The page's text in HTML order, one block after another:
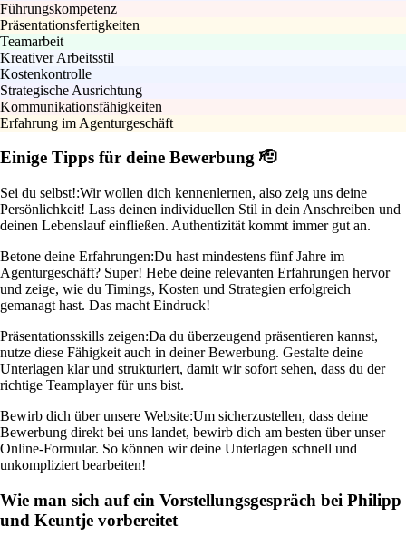
Führungskompetenz
Präsentationsfertigkeiten
Teamarbeit
Kreativer Arbeitsstil
Kostenkontrolle
Strategische Ausrichtung
Kommunikationsfähigkeiten
Erfahrung im Agenturgeschäft
Einige Tipps für deine Bewerbung 🫡
Sei du selbst!:Wir wollen dich kennenlernen, also zeig uns deine
Persönlichkeit! Lass deinen individuellen Stil in dein Anschreiben und
deinen Lebenslauf einfließen. Authentizität kommt immer gut an.
Betone deine Erfahrungen:Du hast mindestens fünf Jahre im
Agenturgeschäft? Super! Hebe deine relevanten Erfahrungen hervor
und zeige, wie du Timings, Kosten und Strategien erfolgreich
gemanagt hast. Das macht Eindruck!
Präsentationsskills zeigen:Da du überzeugend präsentieren kannst,
nutze diese Fähigkeit auch in deiner Bewerbung. Gestalte deine
Unterlagen klar und strukturiert, damit wir sofort sehen, dass du der
richtige Teamplayer für uns bist.
Bewirb dich über unsere Website:Um sicherzustellen, dass deine
Bewerbung direkt bei uns landet, bewirb dich am besten über unser
Online-Formular. So können wir deine Unterlagen schnell und
unkompliziert bearbeiten!
Wie man sich auf ein Vorstellungsgespräch bei Philipp
und Keuntje vorbereitet